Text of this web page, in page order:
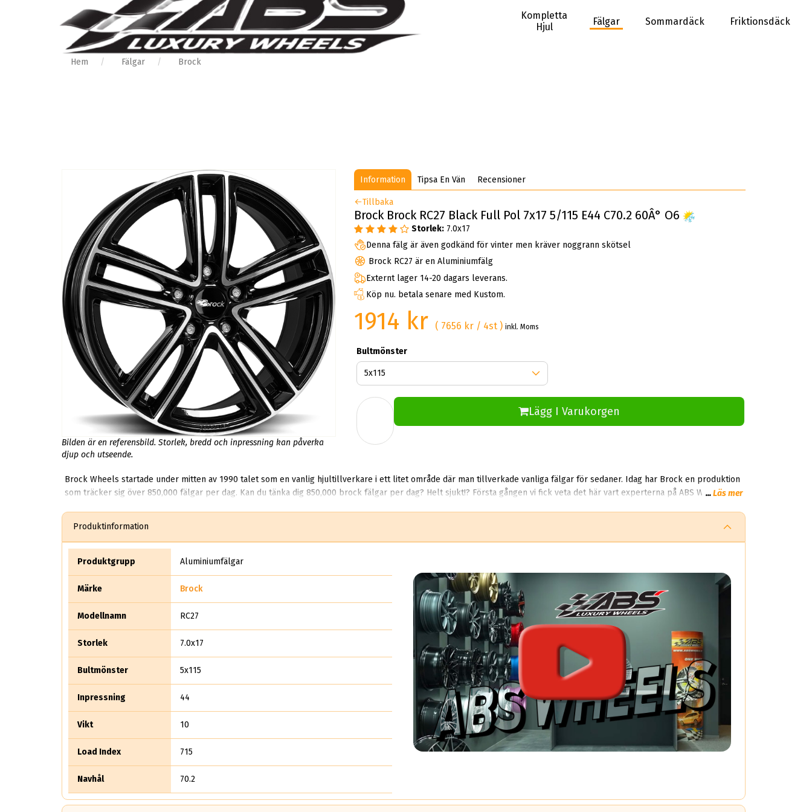
Kompletta
Hjul
Fälgar Sommardäck Friktionsdäck
Hem Fälgar Brock
Bilden är en referensbild. Storlek, bredd och inpressning kan påverka
djup och utseende.
Information Tipsa En Vän Recensioner
Tillbaka
Brock Brock RC27 Black Full Pol 7x17 5/115 E44 C70.2 60Â° O6
Storlek: 7.0x17
Denna fälg är även godkänd för vinter men kräver noggrann skötsel
Brock RC27 är en Aluminiumfälg
Externt lager 14-20 dagars leverans.
Köp nu. betala senare med Kustom.
1914 kr ( 7656 kr / 4st )inkl. Moms
Bultmönster
Lägg I Varukorgen
Brock Wheels startade under mitten av 1990 talet som en vanlig hjultillverkare i ett litet område där man tillverkade vanliga fälgar för sedaner. Idag har Brock en produktion
som träcker sig över 850,000 fälgar per dag. Kan du tänka dig 850,000 brock fälgar per dag? Helt sjukt!? Första gången vi fick veta det här vart experterna på ABS Wheels
...Läs mer
Produktinformation
Produktgrupp Aluminiumfälgar
Märke Brock
Modellnamn RC27
Storlek 7.0x17
Bultmönster 5x115
Inpressning 44
Vikt 10
Load Index 715
Navhål 70.2